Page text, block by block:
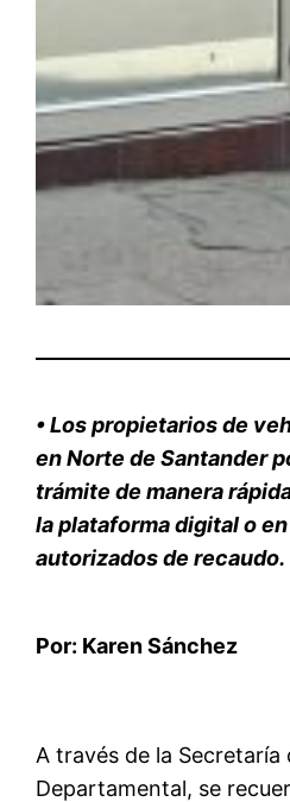
•Los propietarios de
en Norte de Santander
trámite de manera
la plataforma digital o
autorizados de recaudo.
Por: Karen Sánchez
Através de la Secretaría
Departamental, se rec